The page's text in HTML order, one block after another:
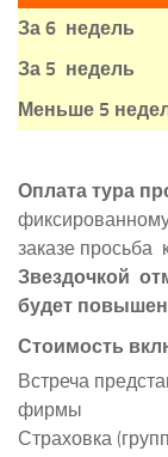
За 6 недель
За 5 недель
Меньше 5
Оплата тура
заказе просьба
Звездочкой
будет
Стоимость
Встреча
фирмы
Страховка